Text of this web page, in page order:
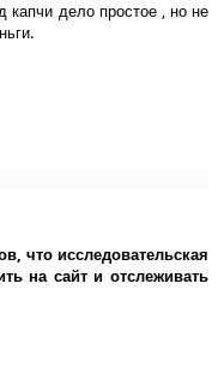
капчи дело простое , но не
что исследовательская
на сайт и отслеживать